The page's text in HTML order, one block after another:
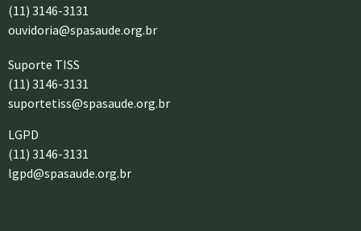
(11) 3146-3131
ouvidoria@spasaude.org.br
Suporte TISS
(11) 3146-3131
suportetiss@spasaude.org.br
LGPD
(11) 3146-3131
lgpd@spasaude.org.br